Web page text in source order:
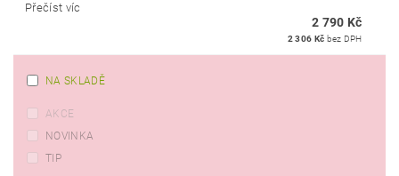
Přečíst víc
2 790 Kč
2 306 Kč bez DPH
NA SKLADĚ
AKCE
NOVINKA
TIP